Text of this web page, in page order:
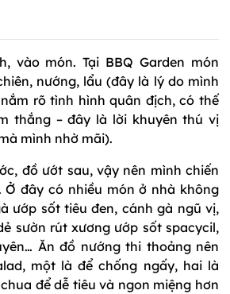
vào món. Tại BBQ Garden món
nướng, lẩu (đây là lý do mình
rõ tình hình quân địch, có thế
thắng – đây là lời khuyên thú vị
mình nhờ mãi).
đồ ướt sau, vậy nên mình chiến
Ở đây có nhiều món ở nhà không
ướp sốt tiêu đen, cánh gà ngũ vị,
sườn rút xương ướp sốt spacycil,
Ăn đồ nướng thi thoảng nên
một là để chống ngấy, hai là
để dễ tiêu và ngon miệng hơn